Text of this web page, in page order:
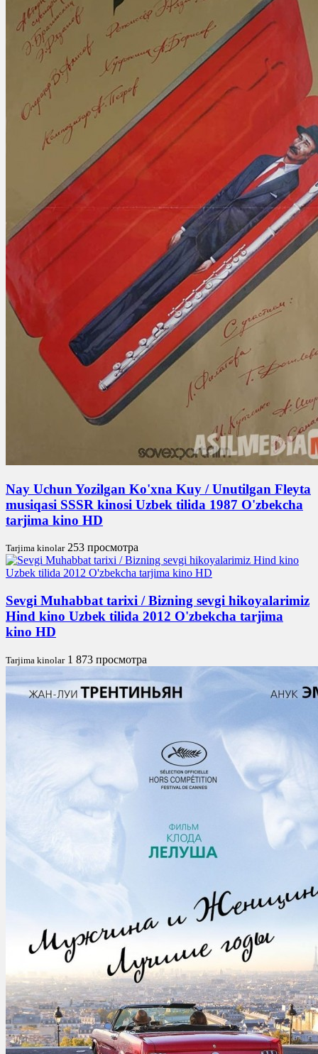
Nay Uchun Yozilgan Ko'xna Kuy / Unutilgan Fleyta
musiqasi SSSR kinosi Uzbek tilida 1987 O'zbekcha
tarjima kino HD
Tarjima kinolar 253 просмотра
Sevgi Muhabbat tarixi / Bizning sevgi hikoyalarimiz
Hind kino Uzbek tilida 2012 O'zbekcha tarjima
kino HD
Tarjima kinolar 1 873 просмотра